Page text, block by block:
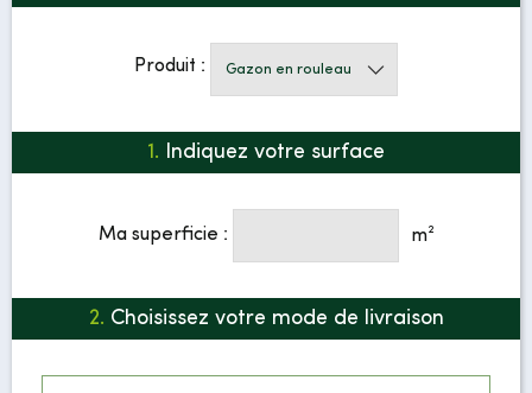
Produit :
1. Indiquez votre surface
Ma superficie : m²
2. Choisissez votre mode de livraison